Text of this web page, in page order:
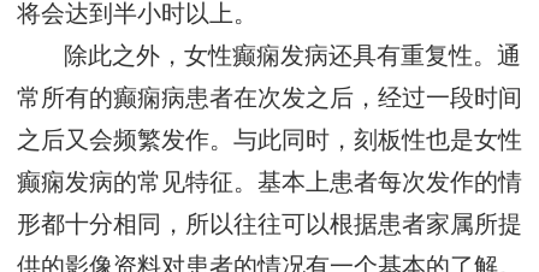
将会达到半小时以上。
除此之外，女性癫痫发病还具有重复性。通
常所有的癫痫病患者在次发之后，经过一段时间
之后又会频繁发作。与此同时，刻板性也是女性
癫痫发病的常见特征。基本上患者每次发作的情
形都十分相同，所以往往可以根据患者家属所提
供的影像资料对患者的情况有一个基本的了解。